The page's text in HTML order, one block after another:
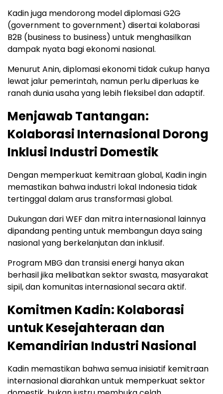
Kadin juga mendorong model diplomasi G2G
(government to government) disertai kolaborasi
B2B (business to business) untuk menghasilkan
dampak nyata bagi ekonomi nasional.
Menurut Anin, diplomasi ekonomi tidak cukup hanya
lewat jalur pemerintah, namun perlu diperluas ke
ranah dunia usaha yang lebih fleksibel dan adaptif.
Menjawab Tantangan:
Kolaborasi Internasional Dorong
Inklusi Industri Domestik
Dengan memperkuat kemitraan global, Kadin ingin
memastikan bahwa industri lokal Indonesia tidak
tertinggal dalam arus transformasi global.
Dukungan dari WEF dan mitra internasional lainnya
dipandang penting untuk membangun daya saing
nasional yang berkelanjutan dan inklusif.
Program MBG dan transisi energi hanya akan
berhasil jika melibatkan sektor swasta, masyarakat
sipil, dan komunitas internasional secara aktif.
Komitmen Kadin: Kolaborasi
untuk Kesejahteraan dan
Kemandirian Industri Nasional
Kadin memastikan bahwa semua inisiatif kemitraan
internasional diarahkan untuk memperkuat sektor